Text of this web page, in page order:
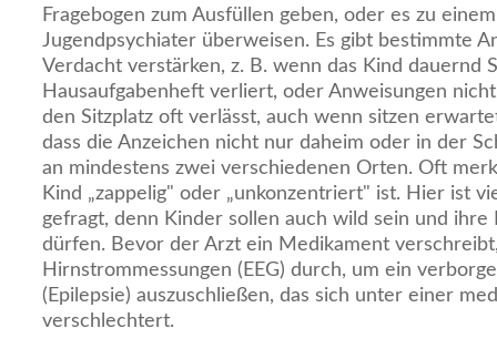
Fragebogen zum Ausfüllen geben, oder es zu
Jugendpsychiater überweisen. Es gibt bestimmte
Verdacht verstärken, z. B. wenn das Kind dauernd
Hausaufgabenheft verliert, oder Anweisungen
den Sitzplatz oft verlässt, auch wenn sitzen
dass die Anzeichen nicht nur daheim oder in der
an mindestens zwei verschiedenen Orten. Oft
Kind „zappelig" oder „unkonzentriert" ist. Hier ist
gefragt, denn Kinder sollen auch wild sein und ihre
dürfen. Bevor der Arzt ein Medikament
Hirnstrommessungen (EEG) durch, um ein
(Epilepsie) auszuschließen, das sich unter einer
verschlechtert.